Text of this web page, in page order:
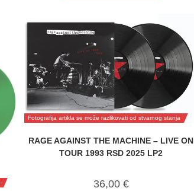
Fotografija artikla se može razlikovati od stvarnog stanja
RAGE AGAINST THE MACHINE – LIVE ON
TOUR 1993 RSD 2025 LP2
36,00 €